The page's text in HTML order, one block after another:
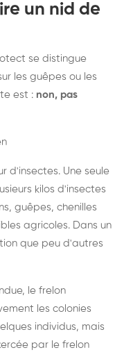
un nid de
se distingue
les guêpes ou les
est : non, pas
d'insectes. Une seule
kilos d'insectes
guêpes, chenilles
agricoles. Dans un
que peu d'autres
le frelon
les colonies
individus, mais
par le frelon